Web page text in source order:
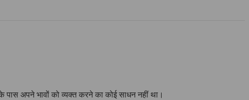
अपने भावों को व्यक्त करने का कोई साधन नहीं था।